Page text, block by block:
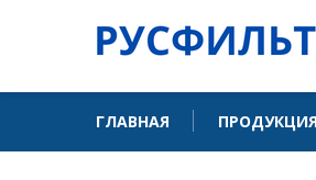
ГЛАВНАЯ ПРОДУКЦИЯ